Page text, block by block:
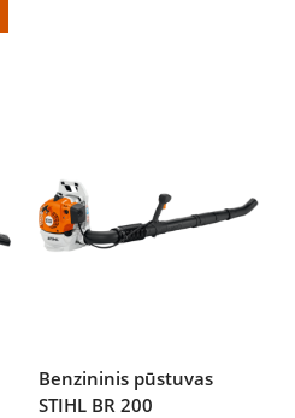
Benzininis pūstuvas
STIHL BR 200